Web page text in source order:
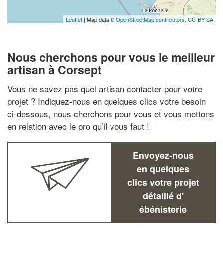
Leaflet | Map data ©OpenStreetMap contributors, CC-BY-SA
Nous cherchons pour vous le meilleur
artisan à Corsept
Vous ne savez pas quel artisan contacter pour votre
projet ? Indiquez-nous en quelques clics votre besoin
ci-dessous, nous cherchons pour vous et vous mettons
en relation avec le pro qu’il vous faut !
Envoyez-nous
en quelques
clics votre projet
détaillé d'
ébénisterie